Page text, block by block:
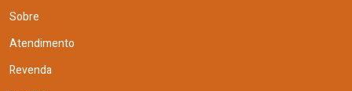
Sobre
Atendimento
Revenda